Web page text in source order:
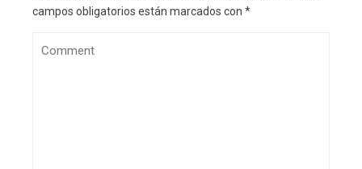
campos obligatorios están marcados con *